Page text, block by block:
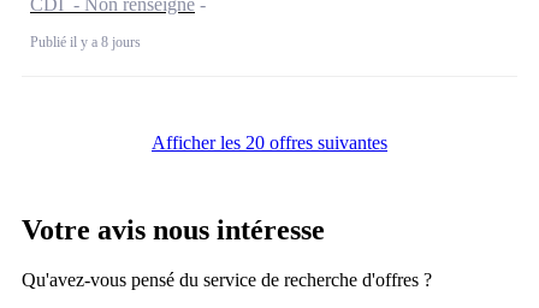
Publié il y a 8 jours
Afficher les 20 offres suivantes
Votre avis nous intéresse
Qu'avez-vous pensé du service de recherche d'offres ?